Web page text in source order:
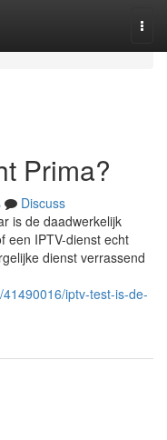
Prima?
Discuss
is de daadwerkelijk
een IPTV-dienst echt
dienst verrassend
iptv-test-is-de-